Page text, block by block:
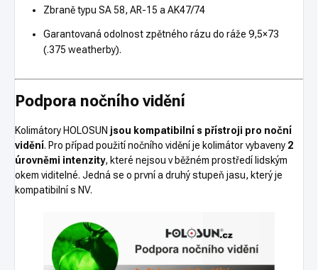
Zbraně typu SA 58, AR-15 a AK47/74
Garantovaná odolnost zpětného rázu do ráže 9,5×73
(.375 weatherby).
Podpora nočního vidění
Kolimátory HOLOSUN jsou kompatibilní s přístroji pro noční
vidění. Pro případ použití nočního vidění je kolimátor vybaveny 2
úrovněmi intenzity, které nejsou v běžném prostředí lidským
okem viditelné. Jedná se o první a druhý stupeň jasu, který je
kompatibilní s NV.